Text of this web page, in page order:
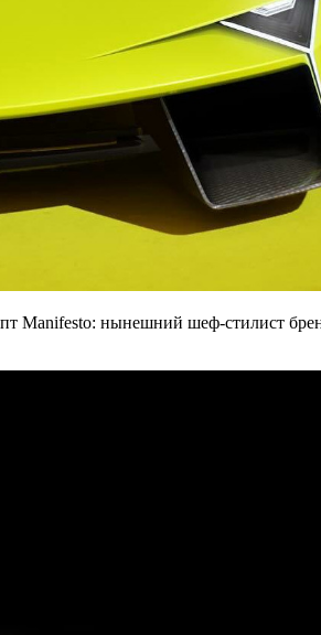
Manifesto: нынешний шеф-стилист